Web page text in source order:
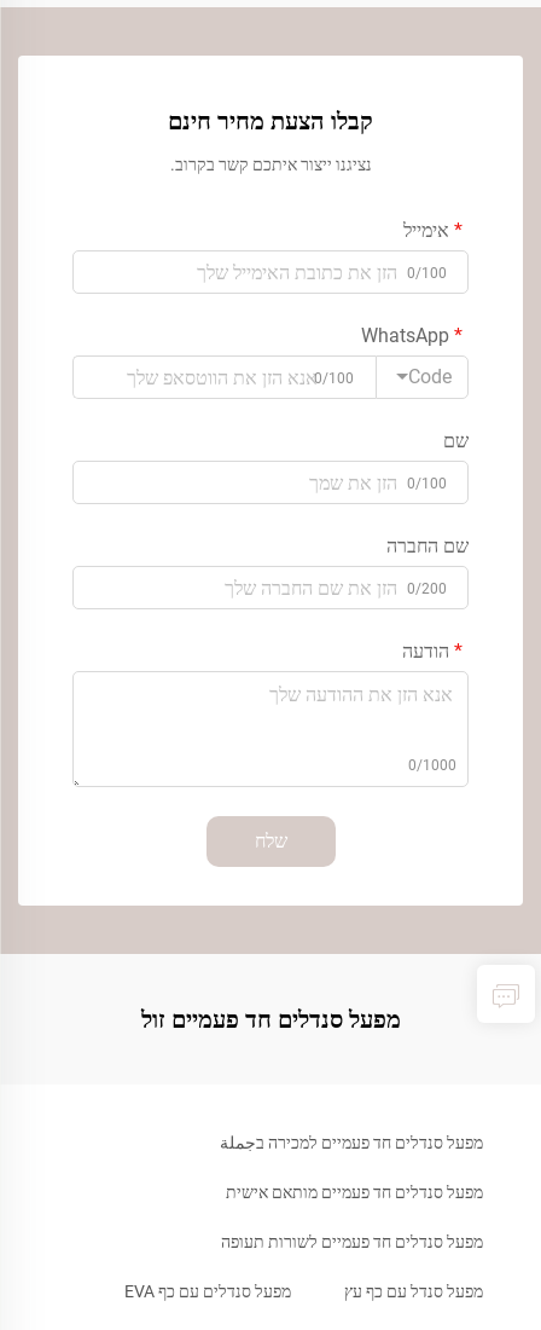
קבלו הצעת מחיר חינם
נציגנו ייצור איתכם קשר בקרוב.
אימייל
0/100
Code
0/100
שם
0/100
שם החברה
0/200
הודעה
0/1000
שלח
מפעל סנדלים חד פעמיים זול
מפעל סנדלים חד פעמיים למכירה בجملة
מפעל סנדלים חד פעמיים מותאם אישית
מפעל סנדלים חד פעמיים לשורות תעופה
מפעל סנדל עם כף עץ מפעל סנדלים עם כף EVA